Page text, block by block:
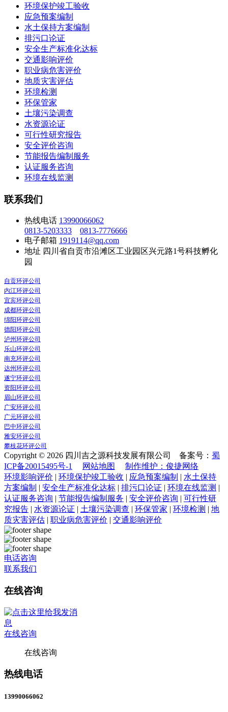
环境保护竣工验收
应急预案编制
水土保持方案编制
排污口论证
安全生产标准化达标
交通影响评价
职业病危害评价
地质灾害评估
环境检测
环保管家
土壤污染调查
水资源论证
可行性研究报告
安全评价咨询
节能报告编制服务
认证服务咨询
环境在线监测
联系我们
热线电话 13990066062
0813-5203333
0813-7776666
电子邮箱 1919114@qq.com
地址 四川省自贡市沿滩区工业园区兴元路1号科技孵化
园
自贡环评公司
内江环评公司
宜宾环评公司
成都环评公司
绵阳环评公司
德阳环评公司
泸州环评公司
乐山环评公司
南充环评公司
达州环评公司
遂宁环评公司
资阳环评公司
眉山环评公司
广安环评公司
广元环评公司
巴中环评公司
雅安环评公司
攀枝花环评公司
Copyright © 2026 四川吉之源科技发展有限公司 备案号： 蜀
ICP备20015495号-1
网站地图
制作维护：俊捷网络
环境影响评价 | 环境保护竣工验收 | 应急预案编制 | 水土保持
方案编制 | 安全生产标准化达标 | 排污口论证 | 环境在线监测 |
认证服务咨询 | 节能报告编制服务 | 安全评价咨询 | 可行性研
究报告 | 水资源论证 | 土壤污染调查 | 环保管家 | 环境检测 | 地
质灾害评估 | 职业病危害评价 | 交通影响评价
电话咨询
联系我们
在线咨询
在线咨询
在线咨询
热线电话
13990066062